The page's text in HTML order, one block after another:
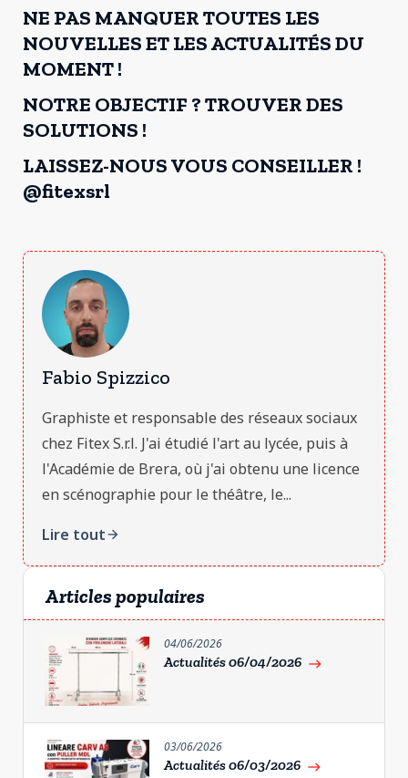
NE PAS MANQUER TOUTES LES
NOUVELLES ET LES ACTUALITÉS DU
MOMENT !
NOTRE OBJECTIF ? TROUVER DES
SOLUTIONS !
LAISSEZ-NOUS VOUS CONSEILLER !
@fitexsrl
Fabio Spizzico
Graphiste et responsable des réseaux sociaux
chez Fitex S.r.l. J'ai étudié l'art au lycée, puis à
l'Académie de Brera, où j'ai obtenu une licence
en scénographie pour le théâtre, le...
Lire toutarrow_forward
Articles populaires
04/06/2026
Actualités 06/04/2026 east
03/06/2026
Actualités 06/03/2026 east